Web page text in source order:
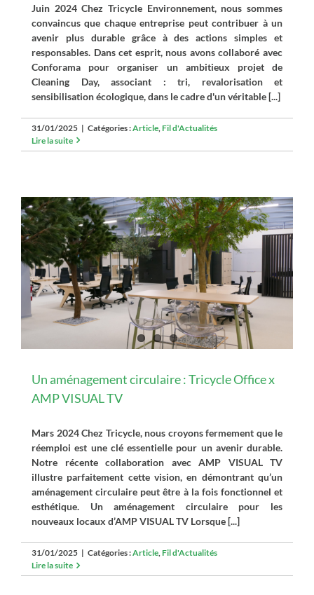
Juin 2024 Chez Tricycle Environnement, nous sommes
convaincus que chaque entreprise peut contribuer à un
avenir plus durable grâce à des actions simples et
responsables. Dans cet esprit, nous avons collaboré avec
Conforama pour organiser un ambitieux projet de
Cleaning Day, associant : tri, revalorisation et
sensibilisation écologique, dans le cadre d'un véritable [...]
31/01/2025 | Catégories :Article Fil d'Actualités
Lire la suite
Un aménagement circulaire : Tricycle Office x
AMP VISUAL TV
Mars 2024 Chez Tricycle, nous croyons fermement que le
réemploi est une clé essentielle pour un avenir durable.
Notre récente collaboration avec AMP VISUAL TV
illustre parfaitement cette vision, en démontrant qu’un
aménagement circulaire peut être à la fois fonctionnel et
esthétique. Un aménagement circulaire pour les
nouveaux locaux d’AMP VISUAL TV Lorsque [...]
31/01/2025 | Catégories :Article,Fil d'Actualités
Lire la suite